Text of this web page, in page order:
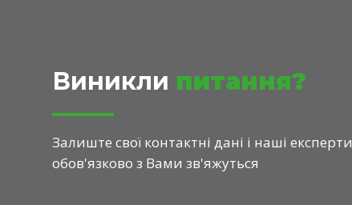
Виникли питання?
Залиште свої контактні дані і наші експерти
обов'язково з Вами зв'яжуться